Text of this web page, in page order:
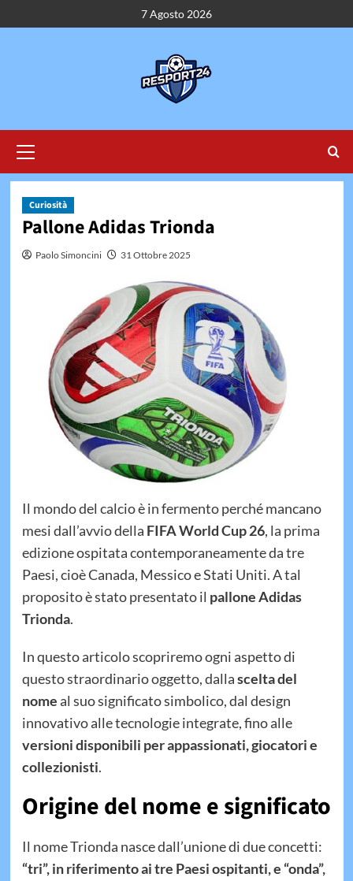
al
7 Agosto 2026
principale
Curiosità
Pallone Adidas Trionda
Paolo Simoncini 31 Ottobre 2025
Il mondo del calcio è in fermento perché mancano
mesi dall’avvio della FIFA World Cup 26, la prima
edizione ospitata contemporaneamente da tre
Paesi, cioè Canada, Messico e Stati Uniti. A tal
proposito è stato presentato il pallone Adidas
Trionda.
In questo articolo scopriremo ogni aspetto di
questo straordinario oggetto, dallascelta del
nomeal suo significato simbolico, dal design
innovativo alle tecnologie integrate, fino alle
versioni disponibili per appassionati, giocatori e
collezionisti.
Origine del nome e significato
Il nome Trionda nasce dall’unione di due concetti:
“tri”, in riferimento ai tre Paesi ospitanti, e “onda”,